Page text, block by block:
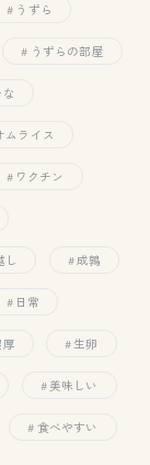
うずら
うずらの部屋
ムライス
ワクチン
し 成鶉
日常
生卵
美味しい
食べやすい